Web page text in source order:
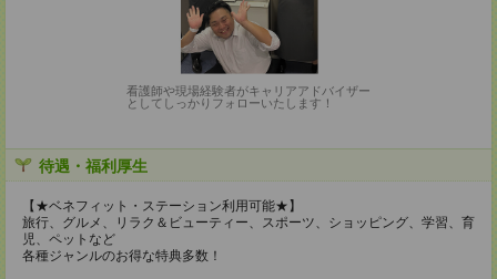
看護師や現場経験者がキャリアアドバイザー
としてしっかりフォローいたします！
待遇・福利厚生
【★ベネフィット・ステーション利用可能★】
旅行、グルメ、リラク＆ビューティー、スポーツ、ショッピング、学習、育
児、ペットなど
各種ジャンルのお得な特典多数！